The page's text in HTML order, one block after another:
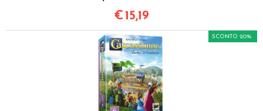
€ 15,19
SCONTO 20%